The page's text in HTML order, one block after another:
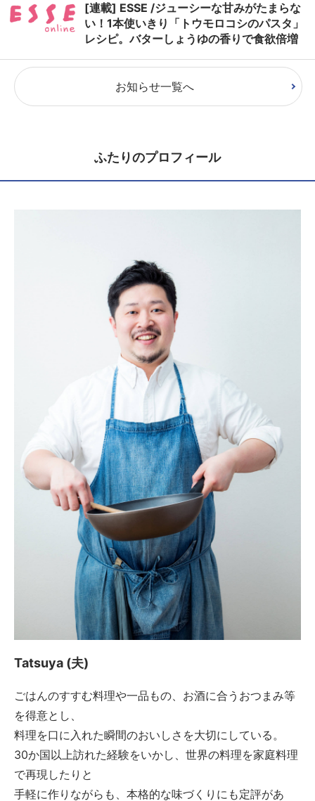
[連載] ESSE /ジューシーな甘みがたまらな
い！1本使いきり「トウモロコシのパスタ」
レシピ。バターしょうゆの香りで食欲倍増
お知らせ一覧へ
ふたりのプロフィール
Tatsuya (夫)
ごはんのすすむ料理や一品もの、お酒に合うおつまみ等
を得意とし、
料理を口に入れた瞬間のおいしさを大切にしている。
30か国以上訪れた経験をいかし、世界の料理を家庭料理
で再現したりと
手軽に作りながらも、本格的な味づくりにも定評があ